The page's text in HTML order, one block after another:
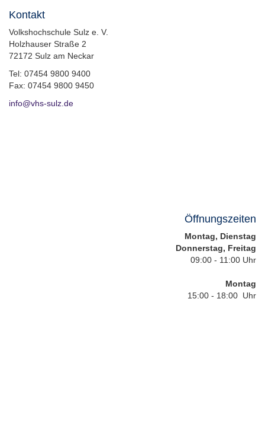
Kontakt
Volkshochschule Sulz e. V.
Holzhauser Straße 2
72172 Sulz am Neckar
Tel: 07454 9800 9400
Fax: 07454 9800 9450
info@vhs-sulz.de
Öffnungszeiten
Montag, Dienstag
Donnerstag, Freitag
09:00 - 11:00 Uhr
Montag
15:00 - 18:00 Uhr